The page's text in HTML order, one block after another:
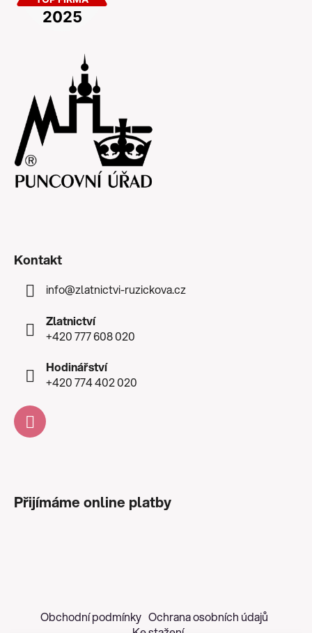
Kontakt
info@zlatnictvi-ruzickova.cz
Zlatnictví
+420 777 608 020
Hodinářství
+420 774 402 020
Přijímáme online platby
Obchodní podmínky Ochrana osobních údajů